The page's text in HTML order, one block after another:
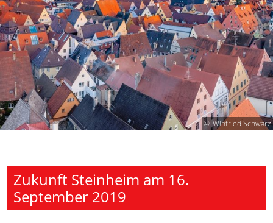
Winfried Schwarz
Zukunft Steinheim am 16.
September 2019